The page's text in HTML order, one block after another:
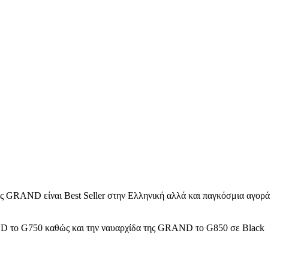
είναι Best Seller στην Ελληνική αλλά και παγκόσμια αγορά
το G750 καθώς και την ναυαρχίδα της GRAND το G850 σε Black